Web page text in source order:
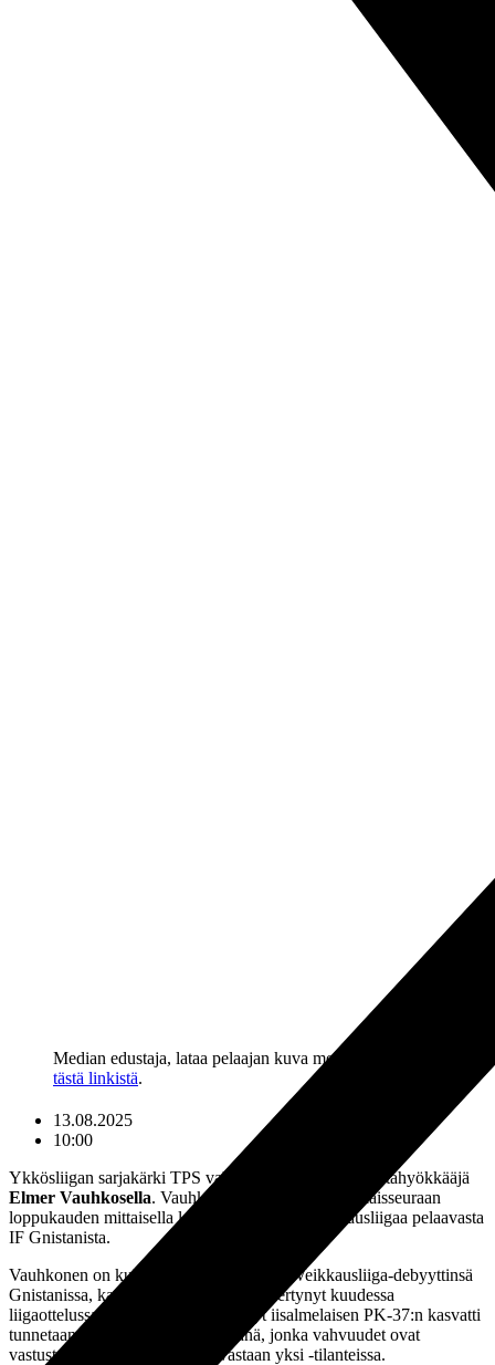
Median edustaja, lataa pelaajan kuva mediakäyttöön
tästä linkistä.
13.08.2025
10:00
Ykkösliigan sarjakärki TPS vahvistaa joukkuettaan laitahyökkääjä
Elmer Vauhkosella. Vauhkonen, 19, saapuu turkulaisseuraan
loppukauden mittaisella lainasopimuksella Veikkausliigaa pelaavasta
IF Gnistanista.
Vauhkonen on kuluvalla kaudella tehnyt Veikkausliiga-debyyttinsä
Gnistanissa, kaikkiaan minuutteja on kertynyt kuudessa
liigaottelussa. Lapinlahdella syntynyt iisalmelaisen PK-37:n kasvatti
tunnetaan nopeana laitahyökkääjänä, jonka vahvuudet ovat
vastustajan ohittamisessa yksi vastaan yksi -tilanteissa.